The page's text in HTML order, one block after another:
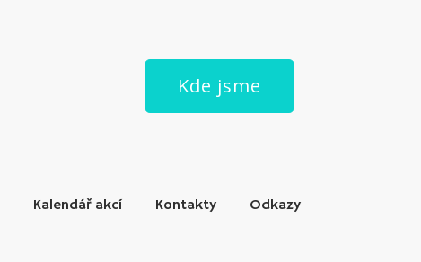
Kde jsme
Kalendář akcí Kontakty Odkazy